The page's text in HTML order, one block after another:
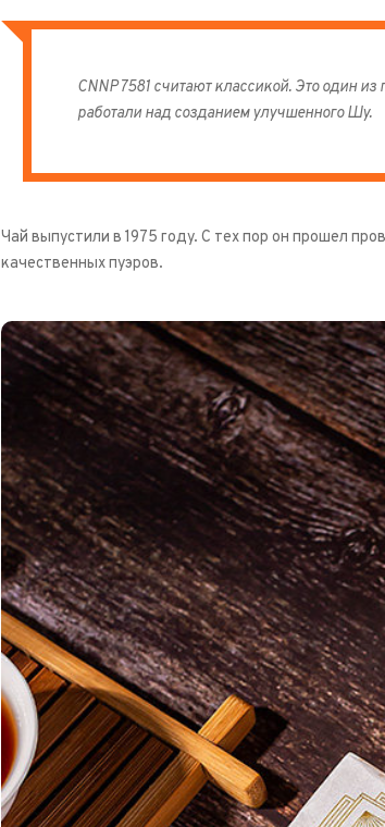
CNNP 7581 считают классикой. Это один
работали над созданием улучшенного Шу.
Чай выпустили в 1975 году. С тех пор он прошел
качественных пуэров.